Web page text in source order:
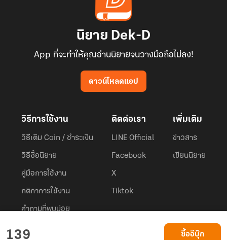
139 ซื้ออีบุ๊ก
นิยาย Dek-D
App ที่จะทำให้คุณอ่านนิยายจนวางมือถือไม่ลง!
ดาวน์โหลดแอป
วิธีการใช้งาน
วิธีเติม Coin / ชำระเงิน
วิธีซื้อนิยาย
คู่มือการใช้งาน
กติกาการใช้งาน
คำถามที่พบบ่อย
ติดต่อเรา
LINE Official
Facebook
X
Tiktok
เพิ่มเติม
ข่าวสาร
เขียนนิยาย
Dek-D.com ใช้คุกกี้เพื่อพัฒนาประสบการณ์ของ ผู้ใช้ให้ดียิ่งขึ้น
ยอมรับ